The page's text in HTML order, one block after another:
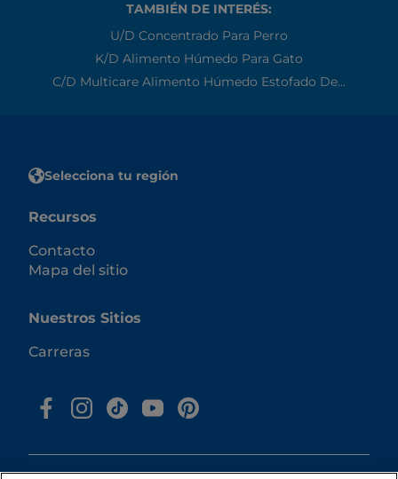
TAMBIÉN DE INTERÉS:
U/d Concentrado Para Perro
K/d Alimento Húmedo Para Gato
C/d Multicare Alimento Húmedo Estofado De...
Selecciona tu región
Recursos
Contacto
Mapa del sitio
Nuestros Sitios
Carreras